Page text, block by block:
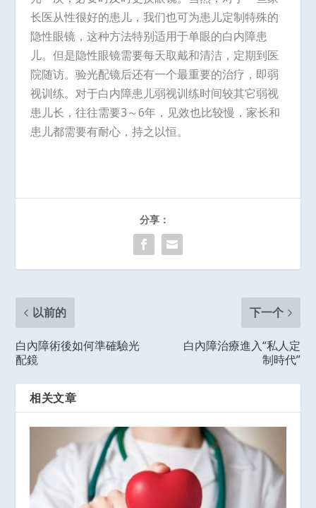
长医从性很好的患儿，我们也可为患儿定制特殊的
隐性眼镜，这种方法特别适用于单眼的白内障患
儿。但是隐性眼镜需要每天取戴和清洁，定期到医
院随访。验光配镜后还有一个最重要的治疗，即弱
视训练。对于白内障患儿弱视训练时间较其它弱视
患儿长，往往需要3～6年，见效也比较慢，家长和
患儿都需要有耐心，持之以恒。
分享：
以前的
白內障術後如何準確驗光
配鏡
下一个
白內障治療進入“私人定
制時代”
相关文章